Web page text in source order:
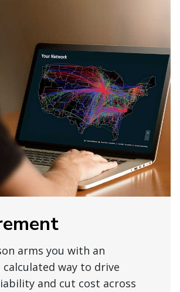
arms you with an
way to drive
and cut cost across